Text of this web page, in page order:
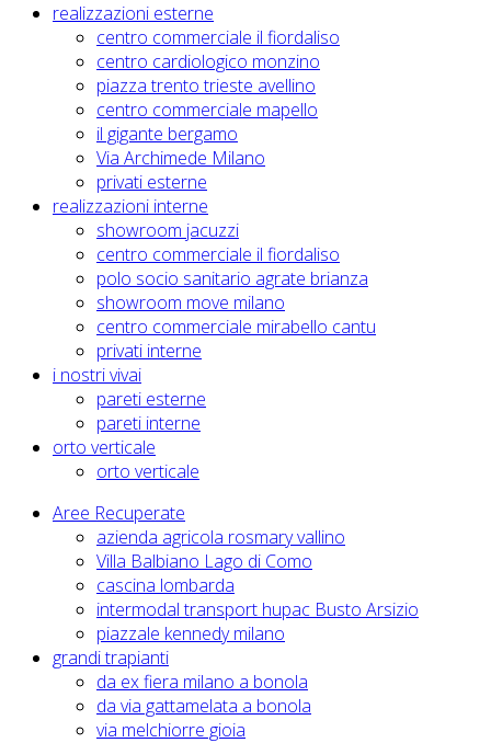
realizzazioni esterne
centro commerciale il fiordaliso
centro cardiologico monzino
piazza trento trieste avellino
centro commerciale mapello
il gigante bergamo
Via Archimede Milano
privati esterne
realizzazioni interne
showroom jacuzzi
centro commerciale il fiordaliso
polo socio sanitario agrate brianza
showroom move milano
centro commerciale mirabello cantu
privati interne
i nostri vivai
pareti esterne
pareti interne
orto verticale
orto verticale
Aree Recuperate
azienda agricola rosmary vallino
Villa Balbiano Lago di Como
cascina lombarda
intermodal transport hupac Busto Arsizio
piazzale kennedy milano
grandi trapianti
da ex fiera milano a bonola
da via gattamelata a bonola
via melchiorre gioia